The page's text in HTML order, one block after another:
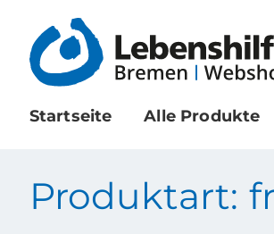
Startseite Alle Produkte
Produktart: